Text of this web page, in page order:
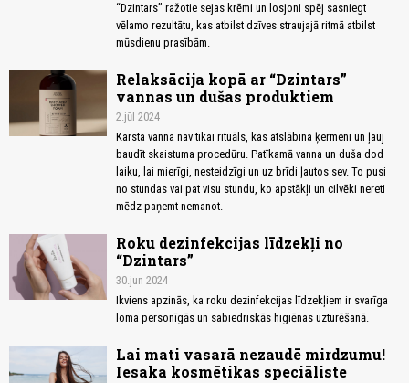
“Dzintars” ražotie sejas krēmi un losjoni spēj sasniegt
vēlamo rezultātu, kas atbilst dzīves straujajā ritmā atbilst
mūsdienu prasībām.
Relaksācija kopā ar “Dzintars”
vannas un dušas produktiem
2.jūl 2024
Karsta vanna nav tikai rituāls, kas atslābina ķermeni un ļauj
baudīt skaistuma procedūru. Patīkamā vanna un duša dod
laiku, lai mierīgi, nesteidzīgi un uz brīdi ļautos sev. To pusi
no stundas vai pat visu stundu, ko apstākļi un cilvēki nereti
mēdz paņemt nemanot.
Roku dezinfekcijas līdzekļi no
“Dzintars”
30.jun 2024
Ikviens apzinās, ka roku dezinfekcijas līdzekļiem ir svarīga
loma personīgās un sabiedriskās higiēnas uzturēšanā.
Lai mati vasarā nezaudē mirdzumu!
Iesaka kosmētikas speciāliste